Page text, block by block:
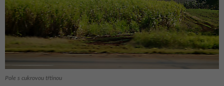
Pole s cukrovou třtinou